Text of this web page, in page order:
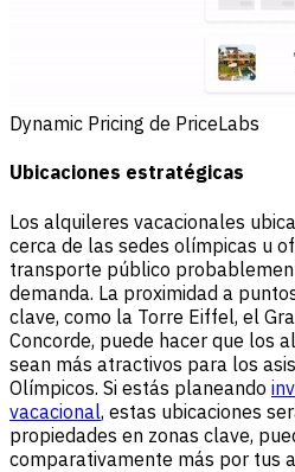
Dynamic Pricing de PriceLabs
Ubicaciones estratégicas
Los alquileres vacacionales
cerca de las sedes olímpicas u
transporte público
demanda. La proximidad a
clave, como la Torre Eiffel, el
Concorde, puede hacer que los
sean más atractivos para los
Olímpicos. Si estás planeando
vacacional, estas ubicaciones
propiedades en zonas clave,
comparativamente más por tus